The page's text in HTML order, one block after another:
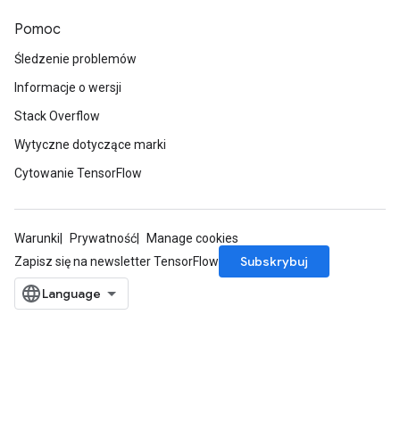
Pomoc
Śledzenie problemów
Informacje o wersji
Stack Overflow
Wytyczne dotyczące marki
Cytowanie TensorFlow
Warunki Prywatność
Manage cookies
Zapisz się na newsletter TensorFlow
Subskrybuj